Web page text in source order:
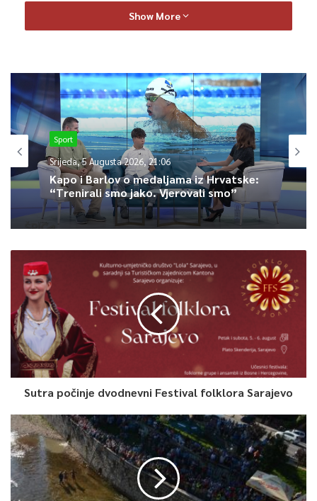
muzičke karijere veže za originalnu postavu benda od njegovog
specijalno i nesvakidašnje.
0
Article Rating
Show More
Sport
Srijeda, 5 Augusta 2026, 21:06
Kapo i Barlov o medaljama iz Hrvatske:
“Trenirali smo jako. Vjerovali smo”
Sutra počinje dvodnevni Festival folklora Sarajevo